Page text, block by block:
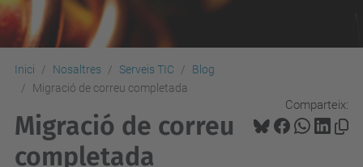
Inici Nosaltres Serveis TIC
Blog
Migració de correu completada
Comparteix:
Migració de correu
completada